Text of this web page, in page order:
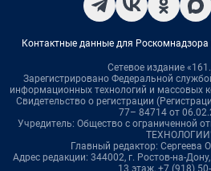
Контактные данные для Роскомнадзора
Сетевое издание
Зарегистрировано Федеральной
информационных технологий и массовых
Свидетельство о регистрации
77– 84714 от
Учредитель: Общество с ограниченной
Главный редактор: Сергеева
Адрес редакции: 344002, г. Ростов-на-
13 этаж, +7 (918)